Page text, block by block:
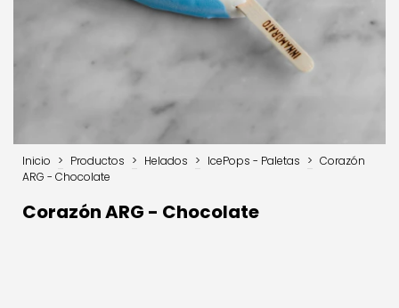
Inicio > Productos > Helados > IcePops - Paletas > Corazón
ARG - Chocolate
Corazón ARG - Chocolate